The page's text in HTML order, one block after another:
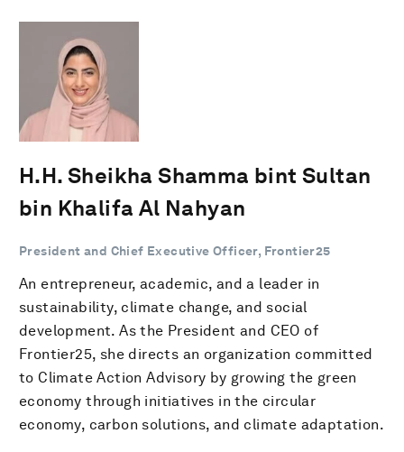
H.H. Sheikha Shamma bint Sultan
bin Khalifa Al Nahyan
President and Chief Executive Officer, Frontier25
An entrepreneur, academic, and a leader in
sustainability, climate change, and social
development. As the President and CEO of
Frontier25, she directs an organization committed
to Climate Action Advisory by growing the green
economy through initiatives in the circular
economy, carbon solutions, and climate adaptation.